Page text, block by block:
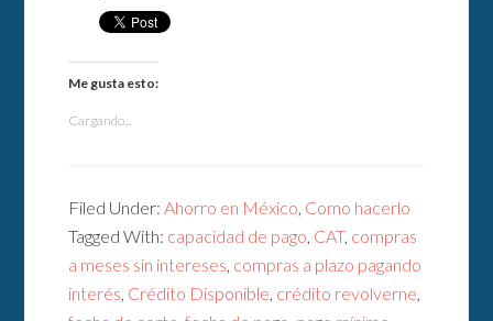
Me gusta esto:
Cargando...
Filed Under: Ahorro en México Como hacerlo
Tagged With: capacidad de pago CAT, compras
a meses sin intereses compras a plazo pagando
interés Crédito Disponible crédito revolverne